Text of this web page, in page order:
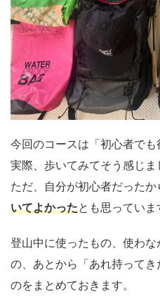
今回のコースは「初心者でも
実際、歩いてみてそう感じま
ただ、自分が初心者だったか
いてよかったとも思っていま
登山中に使ったもの、使わ
の、あとから「あれ持って
のをまとめておきます。